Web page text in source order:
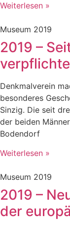
Weiterlesen »
Museum 2019
2019 –
Denkmalverein
besonderes
Sinzig. Die seit
der beiden
Bodendorf
Weiterlesen »
Museum 2019
2019 –
der